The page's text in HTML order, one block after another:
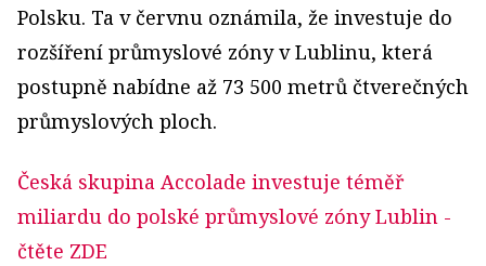
Polsku. Ta v červnu oznámila, že investuje do
rozšíření průmyslové zóny v Lublinu, která
postupně nabídne až 73 500 metrů čtverečných
průmyslových ploch.
Česká skupina Accolade investuje téměř
miliardu do polské průmyslové zóny Lublin -
čtěte ZDE